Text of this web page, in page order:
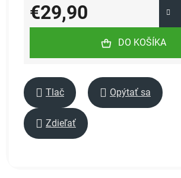
€29,90
Jednotková cena:
DO KOŠÍKA
Tlač Opýtať sa
Zdieľať